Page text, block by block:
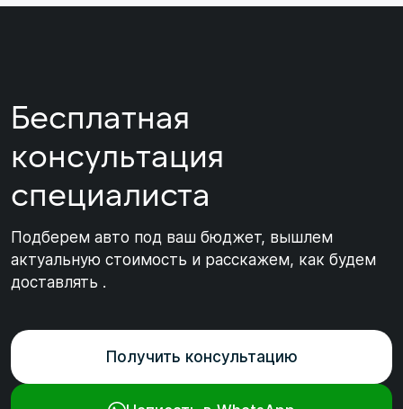
Бесплатная
консультация
специалиста
Подберем авто под ваш бюджет, вышлем
актуальную стоимость и расскажем, как будем
доставлять .
Получить консультацию